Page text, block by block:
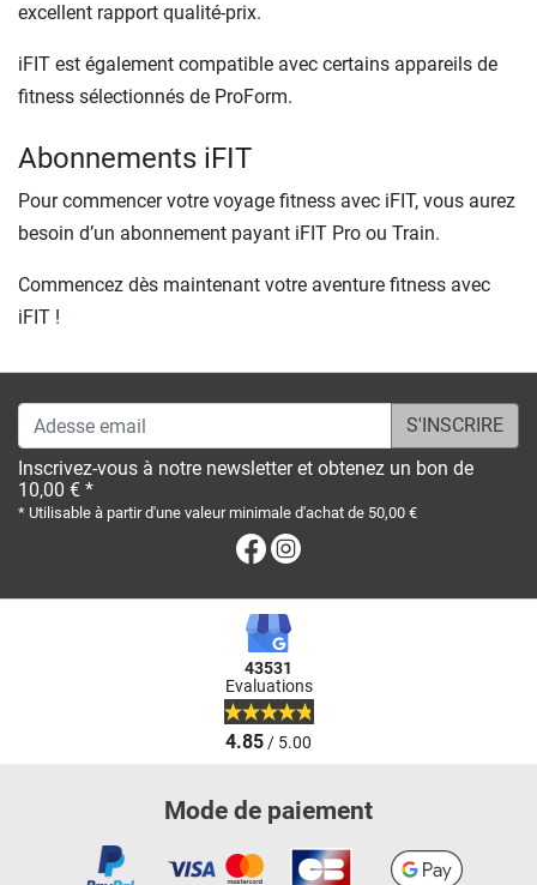
excellent rapport qualité-prix.
iFIT est également compatible avec certains appareils de
fitness sélectionnés de ProForm.
Abonnements iFIT
Pour commencer votre voyage fitness avec iFIT, vous aurez
besoin d’un abonnement payant iFIT Pro ou Train.
Commencez dès maintenant votre aventure fitness avec
iFIT !
Adesse email
Inscrivez-vous à notre newsletter et obtenez un bon de
10,00 € *
* Utilisable à partir d'une valeur minimale d'achat de 50,00 €
Facebook
43531
Evaluations
4.85/ 5.00
Mode de paiement